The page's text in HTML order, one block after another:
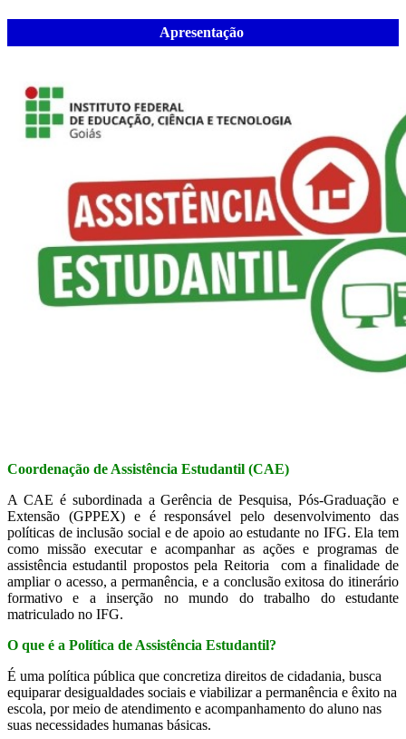
Apresentação
Coordenação de Assistência Estudantil (CAE)
A CAE é subordinada a Gerência de Pesquisa, Pós-Graduação e
Extensão (GPPEX) e é responsável pelo desenvolvimento das
políticas de inclusão social e de apoio ao estudante no IFG. Ela tem
como missão executar e acompanhar as ações e programas de
assistência estudantil propostos pela Reitoria com a finalidade de
ampliar o acesso, a permanência, e a conclusão exitosa do itinerário
formativo e a inserção no mundo do trabalho do estudante
matriculado no IFG.
O que é a Política de Assistência Estudantil?
É uma política pública que concretiza direitos de cidadania, busca
equiparar desigualdades sociais e viabilizar a permanência e êxito na
escola, por meio de atendimento e acompanhamento do aluno nas
suas necessidades humanas básicas.